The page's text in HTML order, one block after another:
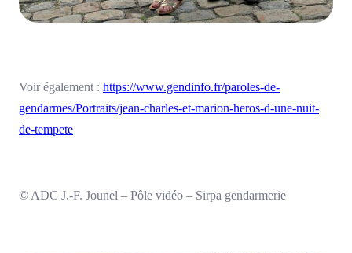
Voir également : https://www.gendinfo.fr/paroles-de-
gendarmes/Portraits/jean-charles-et-marion-heros-d-une-nuit-
de-tempete
© ADC J.-F. Jounel – Pôle vidéo – Sirpa gendarmerie